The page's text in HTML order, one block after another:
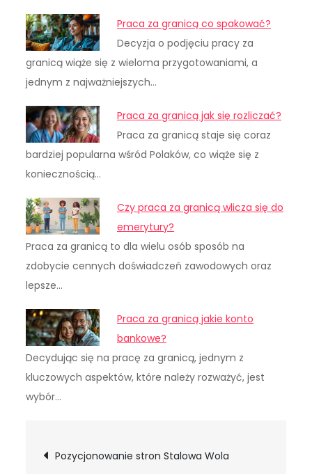
Praca za granicą co spakować?
Decyzja o podjęciu pracy za
granicą wiąże się z wieloma przygotowaniami, a
jednym z najważniejszych…
Praca za granicą jak się rozliczać?
Praca za granicą staje się coraz
bardziej popularna wśród Polaków, co wiąże się z
koniecznością…
Czy praca za granicą wlicza się do
emerytury?
Praca za granicą to dla wielu osób sposób na
zdobycie cennych doświadczeń zawodowych oraz
lepsze…
Praca za granicą jakie konto
bankowe?
Decydując się na pracę za granicą, jednym z
kluczowych aspektów, które należy rozważyć, jest
wybór…
Nawigacja
Pozycjonowanie stron Stalowa Wola